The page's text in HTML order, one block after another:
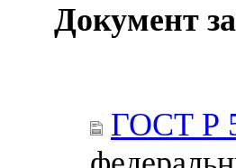
Документ
ГОСТ Р